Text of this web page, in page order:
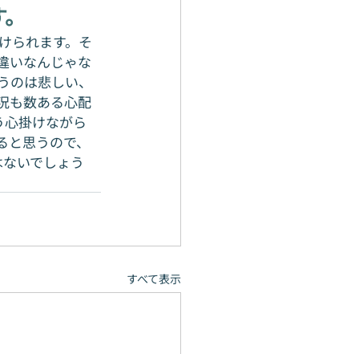
られます。そ
いなんじゃな
は悲しい、
も数ある心配
掛けながら
思うので、
いでしょう
すべて表示